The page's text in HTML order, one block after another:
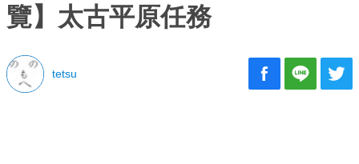
覽】太古平原任務
tetsu